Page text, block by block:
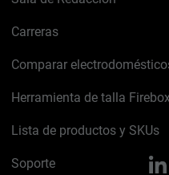
Carreras
Comparar
Herramienta de talla
Lista de productos y SKUs
Soporte